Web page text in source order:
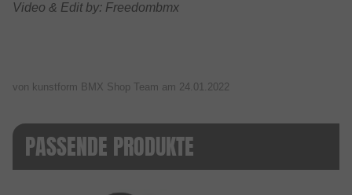
Video & Edit by: Freedombmx
von kunstform BMX Shop Team am 24.01.2022
PASSENDE PRODUKTE